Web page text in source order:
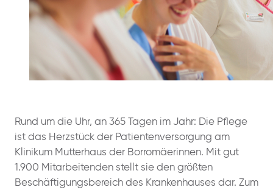
Rund um die Uhr, an 365 Tagen im Jahr: Die Pflege
ist das Herzstück der Patientenversorgung am
Klinikum Mutterhaus der Borromäerinnen. Mit gut
1.900 Mitarbeitenden stellt sie den größten
Beschäftigungsbereich des Krankenhauses dar. Zum